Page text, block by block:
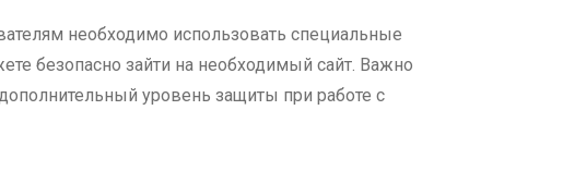
необходимо использовать специальные
безопасно зайти на необходимый сайт. Важно
уровень защиты при работе с